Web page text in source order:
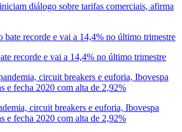
diálogo sobre tarifas comerciais, afirma
recorde e vai a 14,4% no último trimestre
circuit breakers e euforia, Ibovespa
e fecha 2020 com alta de 2,92%